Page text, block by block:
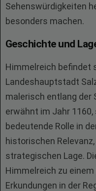
Sehenswürdigkeiten
besonders machen.
Geschichte und
Himmelreich befindet
Landeshauptstadt
malerisch entlang der
erwähnt im Jahr
bedeutende Rolle in
historischen
strategischen Lage.
Himmelreich zu
Erkundungen in der